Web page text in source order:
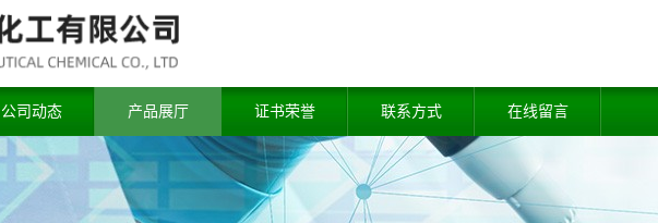
公司动态 产品展厅 证书荣誉 联系方式 在线留言